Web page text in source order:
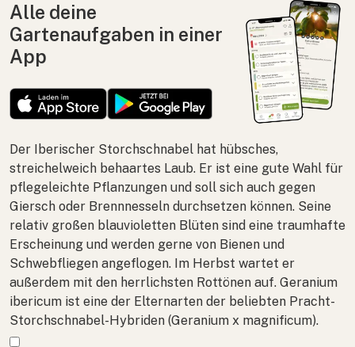
Alle deine
Gartenaufgaben in einer
App
Der Iberischer Storchschnabel hat hübsches,
streichelweich behaartes Laub. Er ist eine gute Wahl für
pflegeleichte Pflanzungen und soll sich auch gegen
Giersch oder Brennnesseln durchsetzen können. Seine
relativ großen blauvioletten Blüten sind eine traumhafte
Erscheinung und werden gerne von Bienen und
Schwebfliegen angeflogen. Im Herbst wartet er
außerdem mit den herrlichsten Rottönen auf. Geranium
ibericum ist eine der Elternarten der beliebten Pracht-
Storchschnabel-Hybriden (Geranium x magnificum).
Mehr anzeigen